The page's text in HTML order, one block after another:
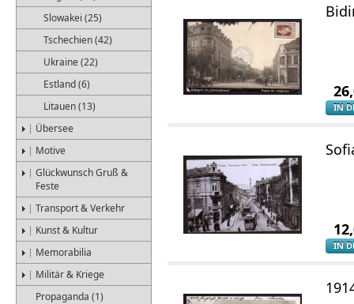
Slowakei (25)
Tschechien (42)
Ukraine (22)
Estland (6)
Litauen (13)
Übersee
Motive
Glückwunsch Gruß &
Feste
Transport & Verkehr
Kunst & Kultur
Memorabilia
Militär & Kriege
Propaganda (1)
IN
IN